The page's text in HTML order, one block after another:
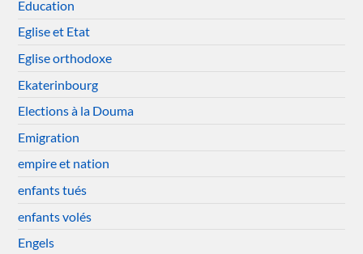
Education
Eglise et Etat
Eglise orthodoxe
Ekaterinbourg
Elections à la Douma
Emigration
empire et nation
enfants tués
enfants volés
Engels